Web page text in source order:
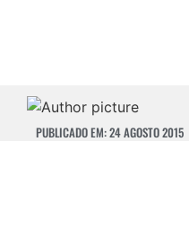
PUBLICADO EM:24 AGOSTO 2015